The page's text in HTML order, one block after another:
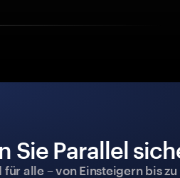
Sie Parallel
alle – von Einsteigern bis